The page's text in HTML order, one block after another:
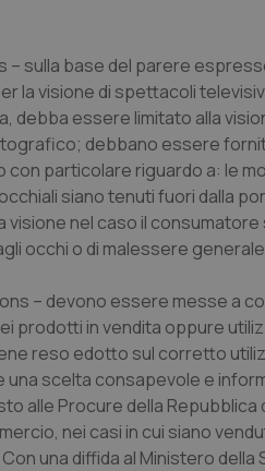
– sulla base del parere
la visione di spettacoli
debba essere limitato alla
debbano essere
con particolare riguardo a: le
siano tenuti fuori dalla
visione nel caso il
occhi o di malessere generale
– devono essere messe a
prodotti in vendita oppure
reso edotto sul corretto
scelta consapevole e
alle Procure della Repubblica
nei casi in cui siano
una diffida al Ministero